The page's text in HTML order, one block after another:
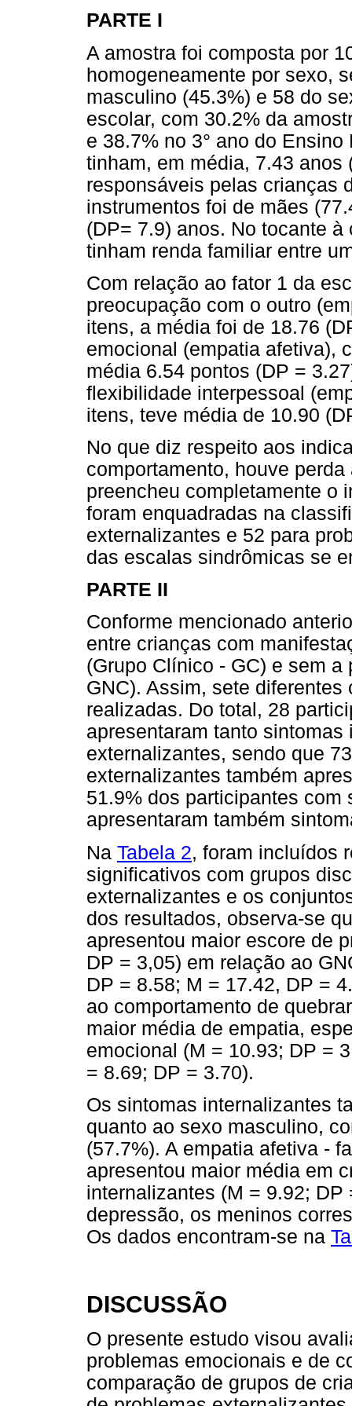
PARTE I
A amostra foi composta por
homogeneamente por sexo,
masculino (45.3%) e 58 do
escolar, com 30.2% da
e 38.7% no 3° ano do
tinham, em média, 7.43 anos
responsáveis pelas crianças
instrumentos foi de mães
(DP= 7.9) anos. No tocante
tinham renda familiar entre
Com relação ao fator 1 da
preocupação com o outro
itens, a média foi de 18.76
emocional (empatia afetiva),
média 6.54 pontos (DP =
flexibilidade interpessoal
itens, teve média de 10.90
No que diz respeito aos
comportamento, houve
preencheu completamente o
foram enquadradas na
externalizantes e 52 para
das escalas sindrômicas se
PARTE II
Conforme mencionado
entre crianças com
(Grupo Clínico - GC) e sem
GNC). Assim, sete
realizadas. Do total, 28
apresentaram tanto
externalizantes, sendo que
externalizantes também
51.9% dos participantes com
apresentaram também
Na Tabela 2, foram incluídos
significativos com grupos
externalizantes e os
dos resultados, observa-se
apresentou maior escore de
DP = 3,05) em relação ao
DP = 8.58; M = 17.42, DP =
ao comportamento de
maior média de empatia,
emocional (M = 10.93; DP =
= 8.69; DP = 3.70).
Os sintomas internalizantes
quanto ao sexo masculino,
(57.7%). A empatia afetiva -
apresentou maior média em
internalizantes (M = 9.92;
depressão, os meninos
Os dados encontram-se na
DISCUSSÃO
O presente estudo visou
problemas emocionais e de
comparação de grupos de